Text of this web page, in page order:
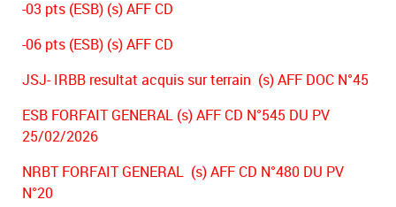
-03 pts (ESB) (s) AFF CD
-06 pts (ESB) (s) AFF CD
JSJ- IRBB resultat acquis sur terrain (s) AFF DOC N°45
ESB FORFAIT GENERAL (s) AFF CD N°545 DU PV
25/02/2026
NRBT FORFAIT GENERAL (s) AFF CD N°480 DU PV
N°20